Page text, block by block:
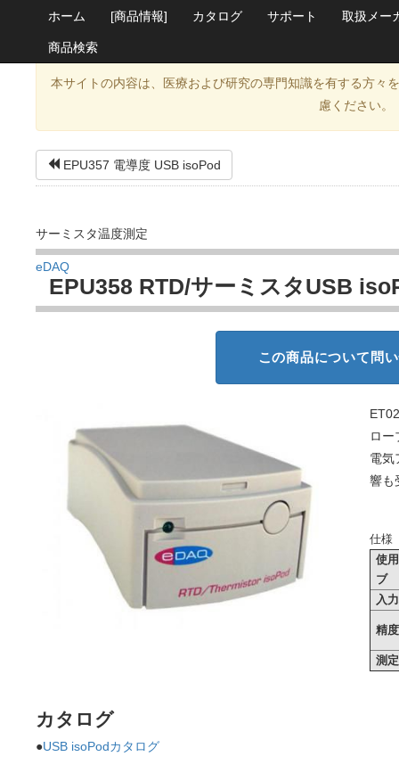
ホーム [商品情報] カタログ サポート 取扱メー
商品検索
本サイトの内容は、医療および研究の専門知識を有する方々
慮ください。
EPU357 電導度 USB isoPod
サーミスタ温度測定
eDAQ
EPU358 RTD/サーミスタUSB
この商品について問
ロ
電気
響も
仕様
使
ブ
入
精度
測
カタログ
●USB isoPodカタログ